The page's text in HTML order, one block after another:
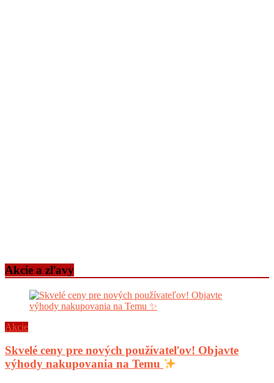
Akcie a zľavy
Akcie
Skvelé ceny pre nových používateľov! Objavte
výhody nakupovania na Temu